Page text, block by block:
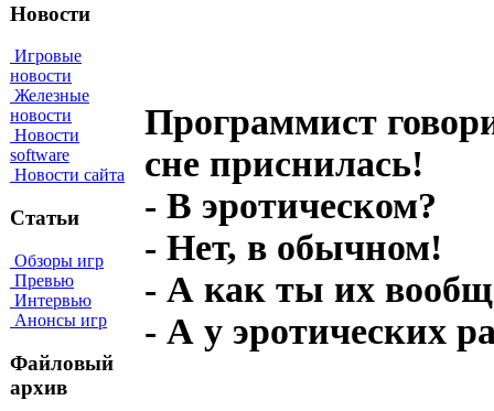
Новости
Игровые
новости
Железные
новости
Новости
software
Новости сайта
Статьи
Обзоры игр
Превью
Интервью
Анонсы игр
Файловый
архив
Программист
сне приснилась!
- В эротическом?
- Нет, в обычном!
- А как ты их
- А у эротических